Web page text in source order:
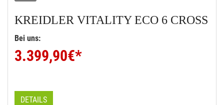
KREIDLER VITALITY ECO 6 CROSS
Bei uns:
3.399,90€*
DETAILS